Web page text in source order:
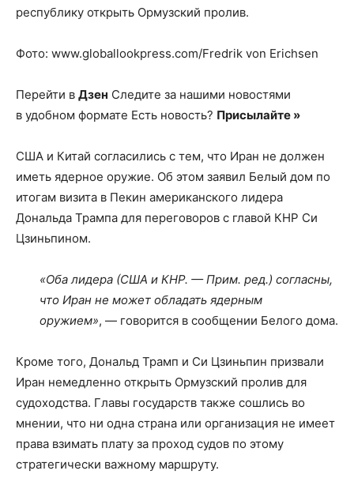
республику открыть Ормузский пролив.
Фото: www.globallookpress.com/Fredrik von Erichsen
Перейти в Дзен Следите за нашими новостями
в удобном формате Есть новость? Присылайте »
США и Китай согласились с тем, что Иран не должен
иметь ядерное оружие. Об этом заявил Белый дом по
итогам визита в Пекин американского лидера
Дональда Трампа для переговоров с главой КНР Си
Цзиньпином.
«Оба лидера (США и КНР. — Прим. ред.) согласны,
что Иран не может обладать ядерным
оружием», — говорится в сообщении Белого дома.
Кроме того, Дональд Трамп и Си Цзиньпин призвали
Иран немедленно открыть Ормузский пролив для
судоходства. Главы государств также сошлись во
мнении, что ни одна страна или организация не имеет
права взимать плату за проход судов по этому
стратегически важному маршруту.